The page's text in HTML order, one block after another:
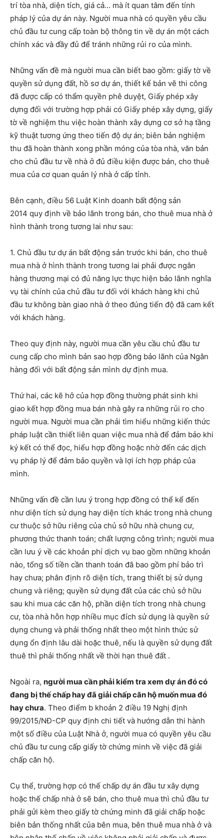
trí tòa nhà, diện tích, giá cả… mà ít quan tâm đến tính
pháp lý của dự án này. Người mua nhà có quyền yêu cầu
chủ đầu tư cung cấp toàn bộ thông tin về dự án một cách
chính xác và đầy đủ để tránh những rủi ro của mình.
Những vấn đề mà người mua cần biết bao gồm: giấy tờ về
quyền sử dụng đất, hồ sơ dự án, thiết kế bản vẽ thi công
đã được cấp có thẩm quyền phê duyệt, Giấy phép xây
dựng đối với trường hợp phải có Giấy phép xây dựng, giấy
tờ về nghiệm thu việc hoàn thành xây dựng cơ sở hạ tầng
kỹ thuật tương ứng theo tiến độ dự án; biên bản nghiệm
thu đã hoàn thành xong phần móng của tòa nhà, văn bản
cho chủ đầu tư về nhà ở đủ điều kiện được bán, cho thuê
mua của cơ quan quản lý nhà ở cấp tỉnh.
Bên cạnh, điều 56 Luật Kinh doanh bất động sản
2014 quy định về bảo lãnh trong bán, cho thuê mua nhà ở
hình thành trong tương lai như sau:
1. Chủ đầu tư dự án bất động sản trước khi bán, cho thuê
mua nhà ở hình thành trong tương lai phải được ngân
hàng thương mại có đủ năng lực thực hiện bảo lãnh nghĩa
vụ tài chính của chủ đầu tư đối với khách hàng khi chủ
đầu tư không bàn giao nhà ở theo đúng tiến độ đã cam kết
với khách hàng.
Theo quy định này, người mua cần yêu cầu chủ đầu tư
cung cấp cho mình bản sao hợp đồng bảo lãnh của Ngân
hàng đối với bất động sản mình dự định mua.
Thứ hai, các kẽ hở của hợp đồng thường phát sinh khi
giao kết hợp đồng mua bán nhà gây ra những rủi ro cho
người mua. Người mua cần phải tìm hiểu những kiến thức
pháp luật cần thiết liên quan việc mua nhà để đảm bảo khi
ký kết có thể đọc, hiểu hợp đồng hoặc nhờ đến các dịch
vụ pháp lý để đảm bảo quyền và lợi ích hợp pháp của
mình.
Những vấn đề cần lưu ý trong hợp đồng có thể kể đến
như diện tích sử dụng hay diện tích khác trong nhà chung
cư thuộc sở hữu riêng của chủ sở hữu nhà chung cư,
phương thức thanh toán; chất lượng công trình; người mua
cần lưu ý về các khoản phí dịch vụ bao gồm những khoản
nào, tổng số tiền cần thanh toán đã bao gồm phí bảo trì
hay chưa; phân định rõ diện tích, trang thiết bị sử dụng
chung và riêng; quyền sử dụng đất của các chủ sở hữu
sau khi mua các căn hộ, phần diện tích trong nhà chung
cư, tòa nhà hỗn hợp nhiều mục đích sử dụng là quyền sử
dụng chung và phải thống nhất theo một hình thức sử
dụng ổn định lâu dài hoặc thuê, nếu là quyền sử dụng đất
thuê thì phải thống nhất về thời hạn thuê đất .
Ngoài ra, người mua cần phải kiểm tra xem dự án đó có
đang bị thế chấp hay đã giải chấp căn hộ muốn mua đó
hay chưa. Theo điểm b khoản 2 điều 19 Nghị định
99/2015/NĐ-CP quy định chi tiết và hướng dẫn thi hành
một số điều của Luật Nhà ở, người mua có quyền yêu cầu
chủ đầu tư cung cấp giấy tờ chứng minh về việc đã giải
chấp căn hộ.
Cụ thể, trường hợp có thế chấp dự án đầu tư xây dựng
hoặc thế chấp nhà ở sẽ bán, cho thuê mua thì chủ đầu tư
phải gửi kèm theo giấy tờ chứng minh đã giải chấp hoặc
biên bản thống nhất của bên mua, bên thuê mua nhà ở và